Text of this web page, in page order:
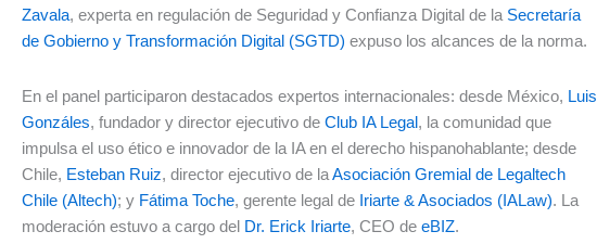
Zavala, experta en regulación de Seguridad y Confianza Digital de la Secretaría
de Gobierno y Transformación Digital (SGTD) expuso los alcances de la norma.
En el panel participaron destacados expertos internacionales: desde México, Luis
Gonzáles, fundador y director ejecutivo de Club IA Legal, la comunidad que
impulsa el uso ético e innovador de la IA en el derecho hispanohablante; desde
Chile, Esteban Ruiz, director ejecutivo de laAsociación Gremial de Legaltech
Chile (Altech); y Fátima Toche, gerente legal de Iriarte & Asociados (IALaw). La
moderación estuvo a cargo del Dr. Erick Iriarte, CEO de eBIZ.